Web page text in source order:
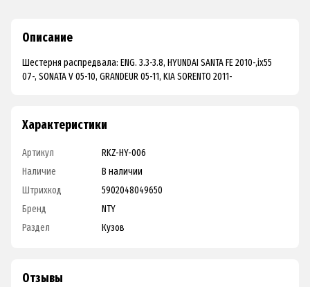
Описание
Шестерня распредвала: ENG. 3.3-3.8, HYUNDAI SANTA FE 2010-,ix55
07-, SONATA V 05-10, GRANDEUR 05-11, KIA SORENTO 2011-
Характеристики
Артикул
RKZ-HY-006
Наличие
В наличии
Штрихкод
5902048049650
Бренд
NTY
Раздел
Кузов
Отзывы